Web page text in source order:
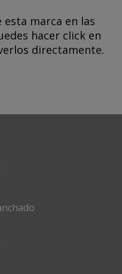
marca en las
hacer click en
directamente.